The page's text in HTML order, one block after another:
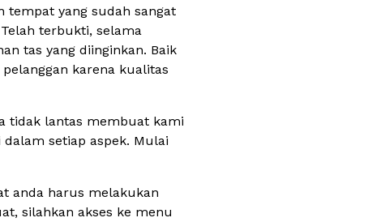
tempat yang sudah sangat
terbukti, selama
tas yang diinginkan. Baik
karena kualitas
tidak lantas membuat kami
setiap aspek. Mulai
anda harus melakukan
silahkan akses ke menu